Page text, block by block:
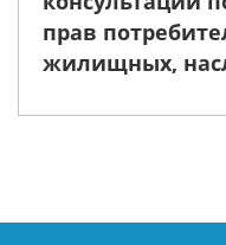
прав
жилищных,
обращениям